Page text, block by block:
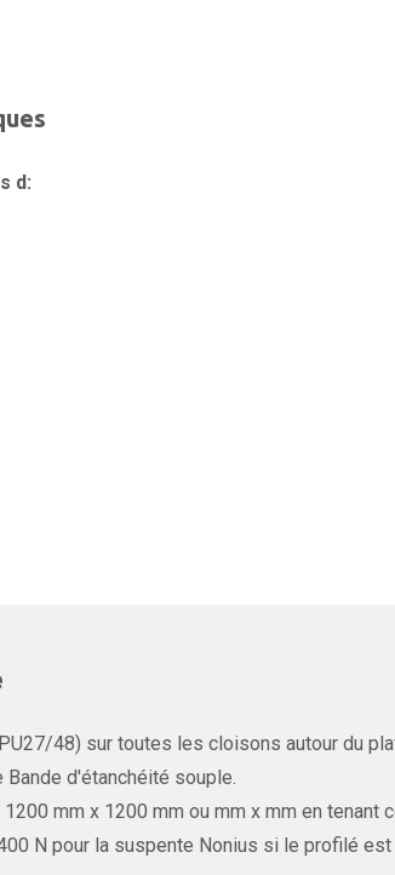
d:
PU27/48) sur toutes les cloisons autour du
d'étanchéité souple.
mm x 1200 mm ou mm x mm en tenant
N pour la suspente Nonius si le profilé